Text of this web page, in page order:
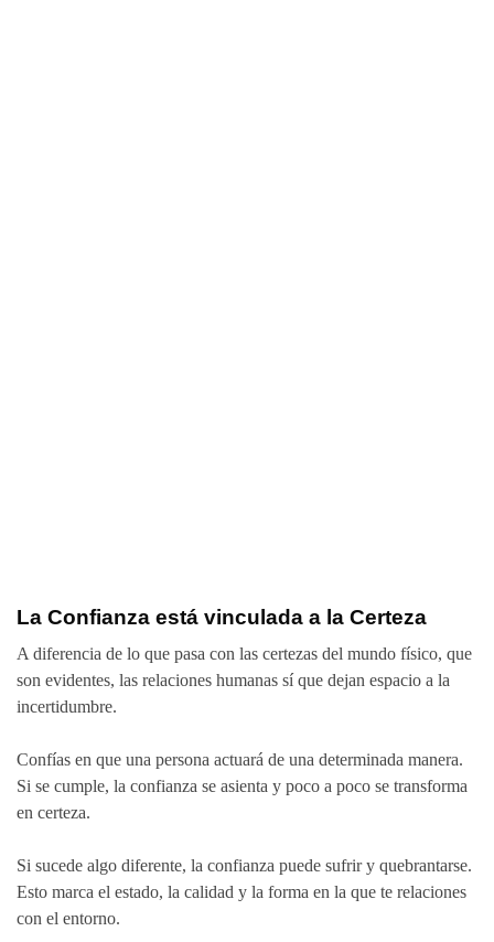
La Confianza está vinculada a la Certeza
A diferencia de lo que pasa con las certezas del mundo físico, que
son evidentes, las relaciones humanas sí que dejan espacio a la
incertidumbre.
Confías en que una persona actuará de una determinada manera.
Si se cumple, la confianza se asienta y poco a poco se transforma
en certeza.
Si sucede algo diferente, la confianza puede sufrir y quebrantarse.
Esto marca el estado, la calidad y la forma en la que te relaciones
con el entorno.